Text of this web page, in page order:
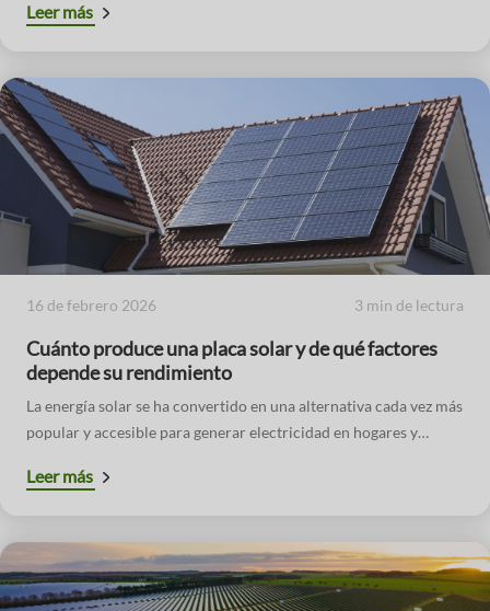
Leer más
16 de febrero 2026 3 min de lectura
Cuánto produce una placa solar y de qué factores
depende su rendimiento
La energía solar se ha convertido en una alternativa cada vez más
popular y accesible para generar electricidad en hogares y
instalación de placas solares es: ¿cuánto produce una placa
Leer más